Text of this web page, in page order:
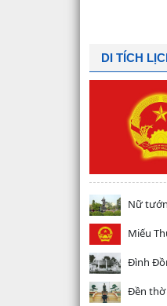
DI TÍCH
Nữ
Miếu
Đình
Đền thờ